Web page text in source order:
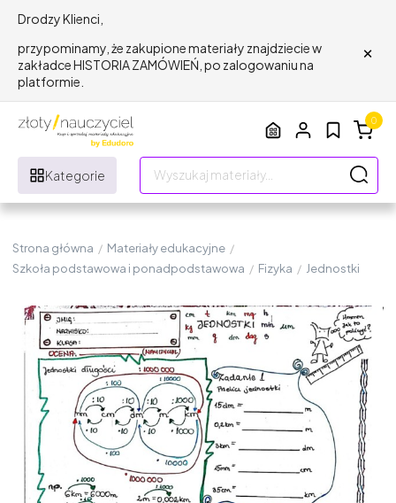
Drodzy Klienci,
przypominamy, że zakupione materiały znajdziecie w
zakładce HISTORIA ZAMÓWIEŃ, po zalogowaniu na
platformie.
×
Kategorie
0
Strona główna / Materiały edukacyjne /
Szkoła podstawowa i ponadpodstawowa / Fizyka / Jednostki